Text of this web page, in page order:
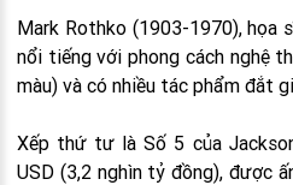
Mark Rothko (1903-1970), họa
nổi tiếng với phong cách nghệ
màu) và có nhiều tác phẩm đắt
Xếp thứ tư là Số 5 của
USD (3,2 nghìn tỷ đồng), được